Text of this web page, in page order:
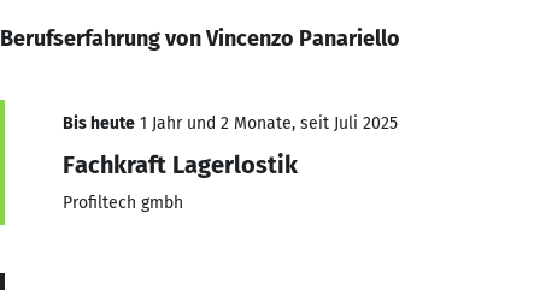
Berufserfahrung von Vincenzo Panariello
Bis heute 1 Jahr und 2 Monate, seit Juli 2025
Fachkraft Lagerlostik
Profiltech gmbh